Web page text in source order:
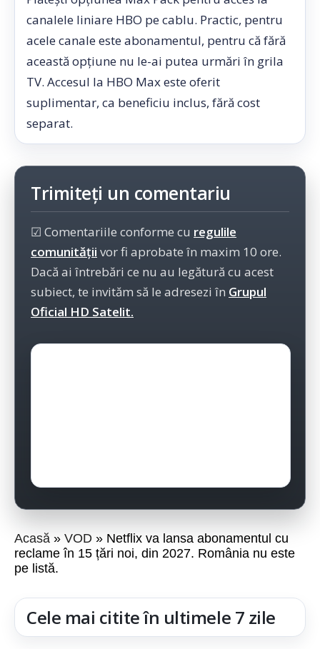
canalele liniare HBO pe cablu. Practic, pentru
acele canale este abonamentul, pentru că fără
această opțiune nu le-ai putea urmări în grila
TV. Accesul la HBO Max este oferit
suplimentar, ca beneficiu inclus, fără cost
separat.
Trimiteți un comentariu
☑ Comentariile conforme cu regulile
comunității vor fi aprobate în maxim 10 ore.
Dacă ai întrebări ce nu au legătură cu acest
subiect, te invităm să le adresezi în Grupul
Oficial HD Satelit.
Acasă VOD
Netflix va lansa abonamentul cu
reclame în 15 țări noi, din 2027. România nu este
pe listă.
Cele mai citite în ultimele 7 zile